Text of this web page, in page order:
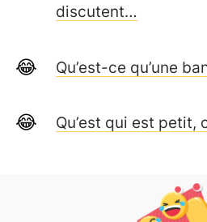
discutent…
Qu’est-ce qu’une
Qu’est qui est petit,